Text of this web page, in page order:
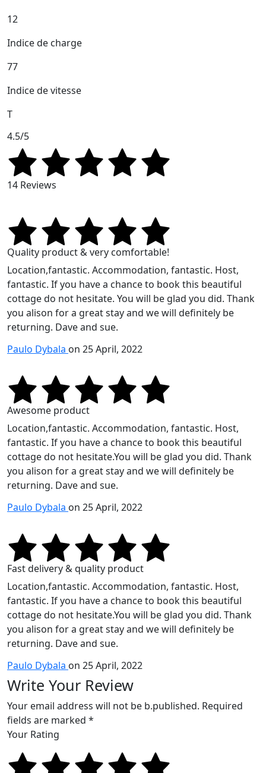
12
Indice de charge
77
Indice de vitesse
T
4.5/5
14 Reviews
Quality product & very comfortable!
Location,fantastic. Accommodation, fantastic. Host,
fantastic. If you have a chance to book this beautiful
cottage do not hesitate. You will be glad you did. Thank
you alison for a great stay and we will definitely be
returning. Dave and sue.
Paulo Dybala on 25 April, 2022
Awesome product
Location,fantastic. Accommodation, fantastic. Host,
fantastic. If you have a chance to book this beautiful
cottage do not hesitate.You will be glad you did. Thank
you alison for a great stay and we will definitely be
returning. Dave and sue.
Paulo Dybala on 25 April, 2022
Fast delivery & quality product
Location,fantastic. Accommodation, fantastic. Host,
fantastic. If you have a chance to book this beautiful
cottage do not hesitate.You will be glad you did. Thank
you alison for a great stay and we will definitely be
returning. Dave and sue.
Paulo Dybala on 25 April, 2022
Write Your Review
Your email address will not be b.published. Required
fields are marked *
Your Rating